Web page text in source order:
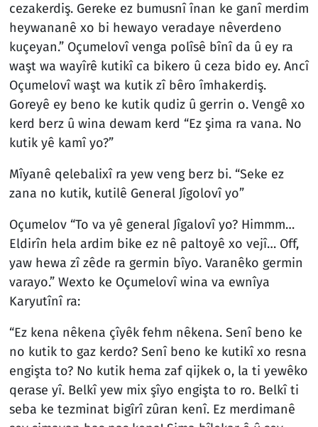
cezakerdiş. Gereke ez bumusnî înan ke ganî merdim
heywananê xo bi hewayo veradaye nêverdeno
kuçeyan.” Oçumelovî venga polîsê bînî da û ey ra
waşt wa wayîrê kutikî ca bikero û ceza bido ey. Ancî
Oçumelovî waşt wa kutik zî bêro îmhakerdiş.
Goreyê ey beno ke kutik qudiz û gerrin o. Vengê xo
kerd berz û wina dewam kerd “Ez şima ra vana. No
kutik yê kamî yo?”
Mîyanê qelebalixî ra yew veng berz bi. “Seke ez
zana no kutik, kutilê General Jîgolovî yo”
Oçumelov “To va yê general Jîgalovî yo? Himmm…
Eldirîn hela ardim bike ez nê paltoyê xo vejî… Off,
yaw hewa zî zêde ra germin bîyo. Varanêko germin
varayo.” Wexto ke Oçumelovî wina va ewnîya
Karyutînî ra:
“Ez kena nêkena çîyêk fehm nêkena. Senî beno ke
no kutik to gaz kerdo? Senî beno ke kutikî xo resna
engişta to? No kutik hema zaf qijkek o, la ti yewêko
qerase yî. Belkî yew mix şîyo engişta to ro. Belkî ti
seba ke tezminat bigîrî zûran kenî. Ez merdimanê